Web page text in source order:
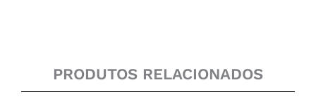
PRODUTOS RELACIONADOS